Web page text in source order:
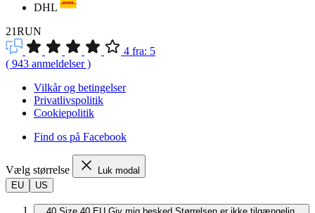
DHL
21RUN
4 fra: 5
( 943 anmeldelser)
Vilkår og betingelser
Privatlivspolitik
Cookiepolitik
Find os på Facebook
Vælg størrelse
Luk modal
EU
US